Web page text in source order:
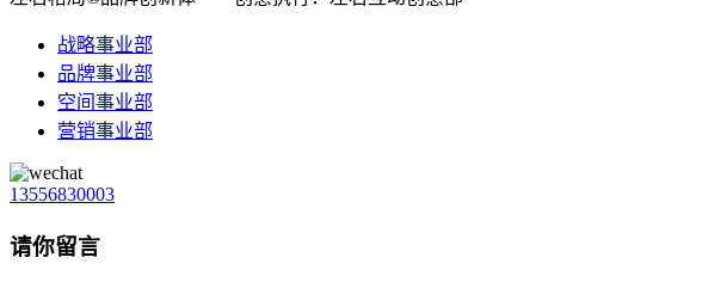
战略事业部
品牌事业部
空间事业部
营销事业部
13556830003
请你留言